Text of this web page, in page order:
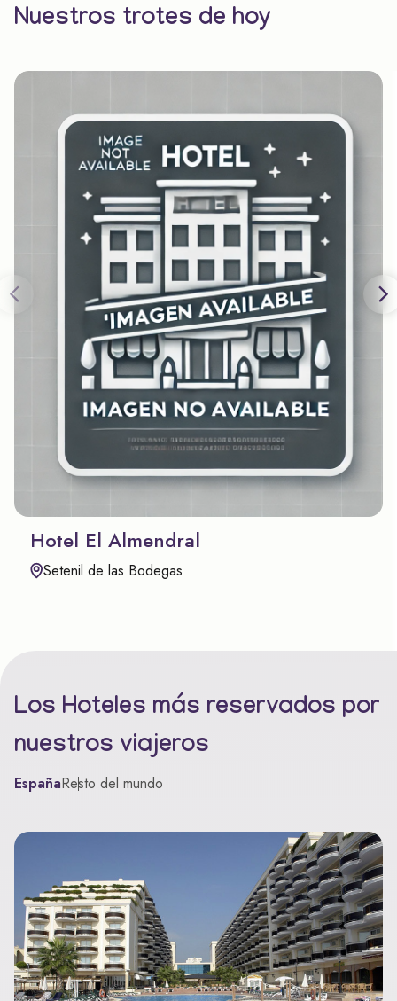
Nuestros trotes de hoy
Hotel El Almendral
Setenil de las Bodegas
Los Hoteles más reservados por
nuestros viajeros
EspañaResto del mundo